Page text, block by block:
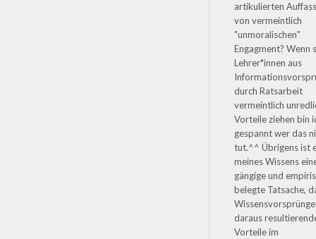
artikulierten
von vermeintlich
"unmoralischen"
Engagment? Wenn
Lehrer*innen aus
durch Ratsarbeit
vermeintlich
Vorteile ziehen bin
gespannt wer das
tut.^^ Übrigens ist
meines Wissens
gängige und
belegte Tatsache,
daraus
Vorteile im